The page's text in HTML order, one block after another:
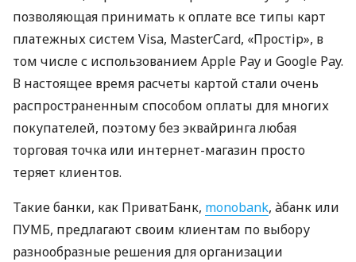
позволяющая принимать к оплате все типы карт
платежных систем Visa, MasterCard, «Простір», в
том числе с использованием Apple Pay и Google Pay.
В настоящее время расчеты картой стали очень
распространенным способом оплаты для многих
покупателей, поэтому без эквайринга любая
торговая точка или интернет-магазин просто
теряет клиентов.
Такие банки, как ПриватБанк, monobank, àбанк или
ПУМБ, предлагают своим клиентам по выбору
разнообразные решения для организации